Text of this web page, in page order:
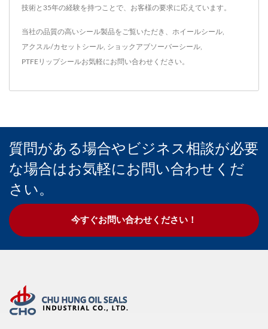
技術と35年の経験を持つことで、お客様の要求に応えています。
当社の品質の高いシール製品をご覧いただき、 ホイールシール
アクスル/カセットシール ショックアブソーバーシール
PTFEリップシールお気軽にお問い合わせ ください。
質問がある場合やビジネス相談が必要
な場合はお気軽にお問い合わせくだ
さい。
今すぐお問い合わせください！